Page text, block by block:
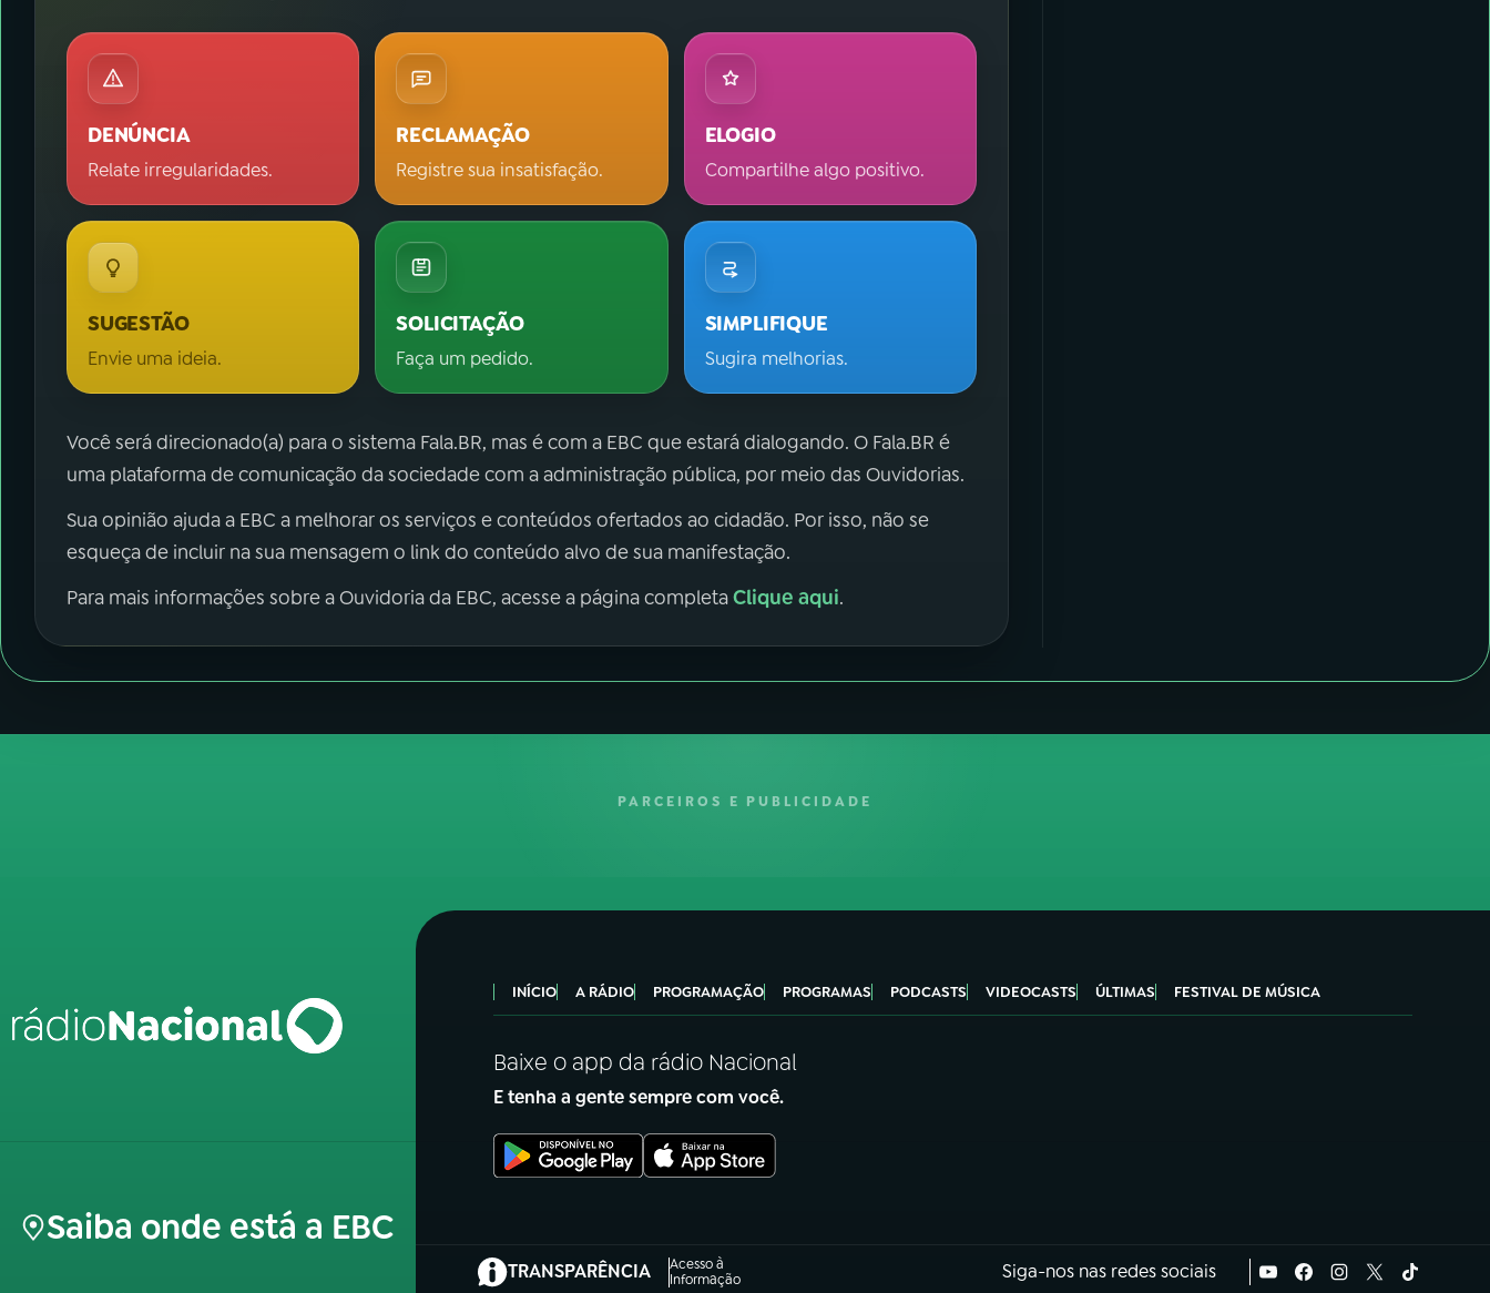
DENÚNCIA
Relate irregularidades.
RECLAMAÇÃO
Registre sua insatisfação.
ELOGIO
Compartilhe algo positivo.
SUGESTÃO
Envie uma ideia.
SOLICITAÇÃO
Faça um pedido.
SIMPLIFIQUE
Sugira melhorias.
Você será direcionado(a) para o sistema Fala.BR, mas é com a EBC que estará dialogando. O Fala.BR é
uma plataforma de comunicação da sociedade com a administração pública, por meio das Ouvidorias.
Sua opinião ajuda a EBC a melhorar os serviços e conteúdos ofertados ao cidadão. Por isso, não se
esqueça de incluir na sua mensagem o link do conteúdo alvo de sua manifestação.
Para mais informações sobre a Ouvidoria da EBC, acesse a página completaClique aqui.
PARCEIROS E PUBLICIDADE
Saiba onde está a EBC
INÍCIO A RÁDIO PROGRAMAÇÃO PROGRAMAS PODCASTS VIDEOCASTS ÚLTIMAS FESTIVAL DE MÚSICA
Baixe o app da rádio Nacional
E tenha a gente sempre com você.
TRANSPARÊNCIA
Acesso à
Informação
(abre em nova aba) Siga-nos nas redes sociais